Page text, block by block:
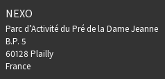
NEXO
Parc d’Activité du Pré de la Dame Jeanne
B.P. 5
60128 Plailly
France